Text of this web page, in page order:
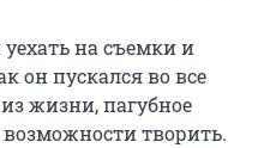
на съемки и
он пускался во все
жизни, пагубное
творить.